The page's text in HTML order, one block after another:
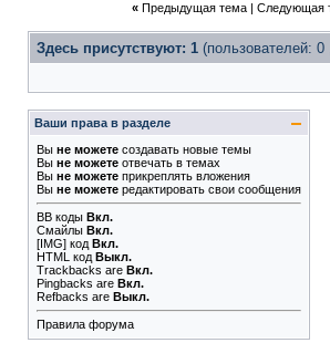
« Предыдущая тема| Следующая
Здесь присутствуют: 1 (пользователей: 0
Ваши права в разделе
Вы не можете создавать новые темы
Вы не можете отвечать в темах
Вы не можете прикреплять вложения
Вы не можете редактировать свои сообщения
BB коды Вкл.
Смайлы Вкл.
[IMG] код Вкл.
HTML код Выкл.
Trackbacks are Вкл.
Pingbacks are Вкл.
Refbacks are Выкл.
Правила форума